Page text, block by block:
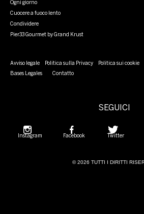
Ogni giorno
Cuocere a fuoco lento
Condividere
Pier33 Gourmet by Grand Krust
Avviso legale Politica sulla Privacy Politica sui cookie
Bases Legales Contatto
SEGUICI
Instagram Facebook Twitter
© 2026 TUTTI I DIRITTI